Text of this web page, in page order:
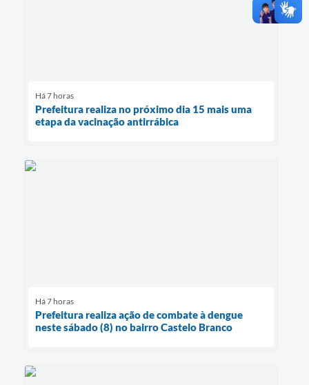
Há 7 horas
Prefeitura realiza no próximo dia 15 mais uma
etapa da vacinação antirrábica
Há 7 horas
Prefeitura realiza ação de combate à dengue
neste sábado (8) no bairro Castelo Branco